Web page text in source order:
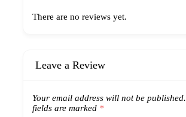
There are no reviews yet.
Leave a Review
Your email address will not be published.
fields are marked *